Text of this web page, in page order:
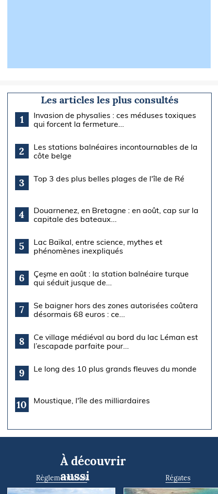
Les articles les plus consultés
1
Invasion de physalies : ces méduses toxiques
qui forcent la fermeture...
2
Les stations balnéaires incontournables de la
côte belge
3 Top 3 des plus belles plages de l'île de Ré
4
Douarnenez, en Bretagne : en août, cap sur la
capitale des bateaux...
5
Lac Baïkal, entre science, mythes et
phénomènes inexpliqués
6
Çeşme en août : la station balnéaire turque
qui séduit jusque de...
7
Se baigner hors des zones autorisées coûtera
désormais 68 euros : ce...
8
Ce village médiéval au bord du lac Léman est
l’escapade parfaite pour...
9 Le long des 10 plus grands fleuves du monde
10 Moustique, l'île des milliardaires
À découvrir
aussi
Règlementation Régates